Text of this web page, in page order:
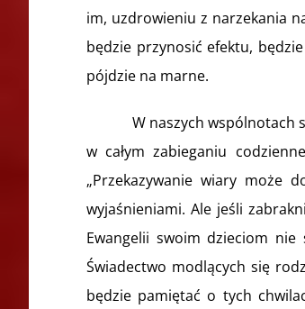
im, uzdrowieniu z narzekania
będzie przynosić efektu,
pójdzie na marne.
W naszych wspólnotach są
w całym zabieganiu
„Przekazywanie wiary może
wyjaśnieniami. Ale jeśli
Ewangelii swoim dzieciom
Świadectwo modlących się
będzie pamiętać o tych